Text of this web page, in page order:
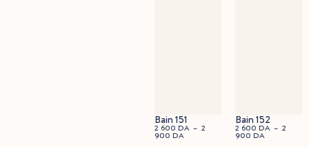
Bain 151
2 600 DA – 2
900 DA
Bain 152
2 600 DA – 2
900 DA
45x60cm